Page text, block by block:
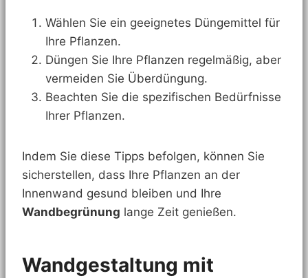
Wählen Sie ein geeignetes Düngemittel für
Ihre Pflanzen.
Düngen Sie Ihre Pflanzen regelmäßig, aber
vermeiden Sie Überdüngung.
Beachten Sie die spezifischen Bedürfnisse
Ihrer Pflanzen.
Indem Sie diese Tipps befolgen, können Sie
sicherstellen, dass Ihre Pflanzen an der
Innenwand gesund bleiben und Ihre
Wandbegrünung lange Zeit genießen.
Wandgestaltung mit